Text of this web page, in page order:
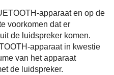
apparaat en op de
voorkomen dat er
de luidspreker komen.
apparaat in kwestie
van het apparaat
de luidspreker.